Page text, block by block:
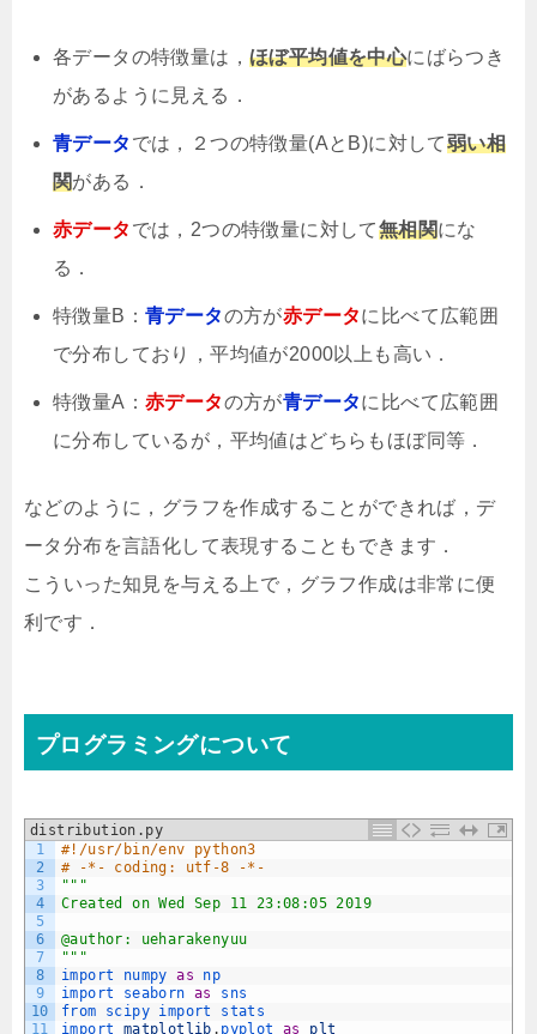
各データの特徴量は， ほぼ平均値を中心にばらつき
があるように見える．
青データ では，２つの特徴量(AとB)に対して弱い相
関がある．
赤データ では，2つの特徴量に対して無相関にな
る．
特徴量B： 青データの方が赤データに比べて広範囲
で分布しており，平均値が2000以上も高い．
特徴量A： 赤データの方が青データに比べて広範囲
に分布しているが，平均値はどちらもほぼ同等．
などのように，グラフを作成することができれば，デ
ータ分布を言語化して表現することもできます．
こういった知見を与える上で，グラフ作成は非常に便
利です．
プログラミングについて
distribution.py
1
2
3
4
5
6
7
8
9
10
11
#!/usr/bin/env python3
# -*- coding: utf-8 -*-
"" "
Created on Wed Sep 11 23:08:05 2019
@author: ueharakenyuu
" ""
import numpy as
np
import seaborn as
sns
from scipy import stats
import matplotlib . pyplot as plt